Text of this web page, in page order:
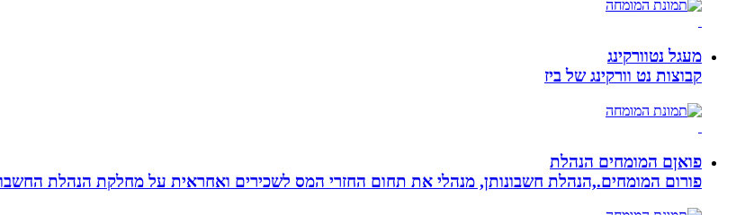
מעגל נטוורקינג
קבוצות נט וורקינג של ביז
פואןם המומחים הנהלת
פורום המומחים.,הנהלת חשבונותן, מנהלי את תחום החזרי המס לשכירים ואחראית על מחלקת הנהלת